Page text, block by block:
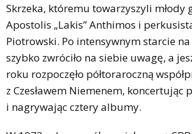
Skrzeka, któremu towarzyszyli młody
Apostolis „Lakis” Anthimos i
Piotrowski. Po intensywnym starcie
szybko zwróciło na siebie uwagę, a
roku rozpoczęło półtoraroczną
z Czesławem Niemenem, koncertując
i nagrywając cztery albumy.